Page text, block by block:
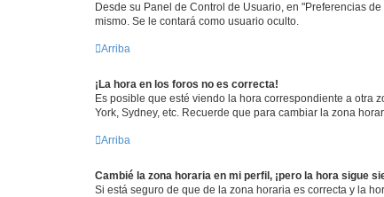
Desde su Panel de Control de Usuario, en "Preferencias
mismo. Se le contará como usuario oculto.
Arriba
¡La hora en los foros no es correcta!
Es posible que esté viendo la hora correspondiente a otra
York, Sydney, etc. Recuerde que para cambiar la zona
Arriba
Cambié la zona horaria en mi perfil, ¡pero la hora sigue
Si está seguro de que de la zona horaria es correcta y la